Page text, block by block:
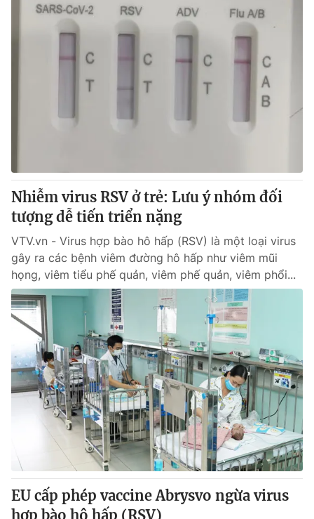
Nhiễm virus RSV ở trẻ: Lưu ý nhóm đối
tượng dễ tiến triển nặng
VTV.vn - Virus hợp bào hô hấp (RSV) là một loại virus
gây ra các bệnh viêm đường hô hấp như viêm mũi
họng, viêm tiểu phế quản, viêm phế quản, viêm phổi...
EU cấp phép vaccine Abrysvo ngừa virus
hợp bào hô hấp (RSV)